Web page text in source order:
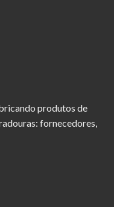
produtos de
fornecedores,